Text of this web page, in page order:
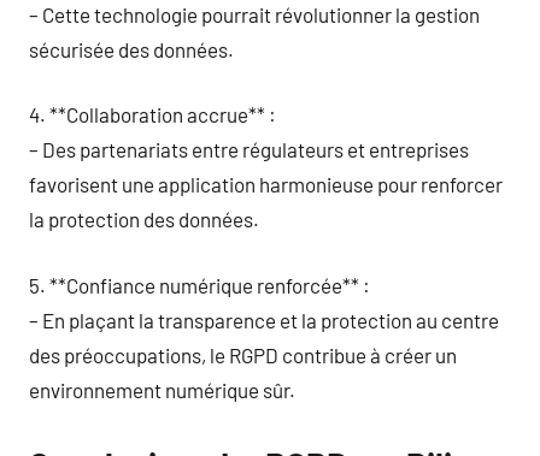
– Cette technologie pourrait révolutionner la gestion
sécurisée des données.
4. **Collaboration accrue** :
– Des partenariats entre régulateurs et entreprises
favorisent une application harmonieuse pour renforcer
la protection des données.
5. **Confiance numérique renforcée** :
– En plaçant la transparence et la protection au centre
des préoccupations, le RGPD contribue à créer un
environnement numérique sûr.